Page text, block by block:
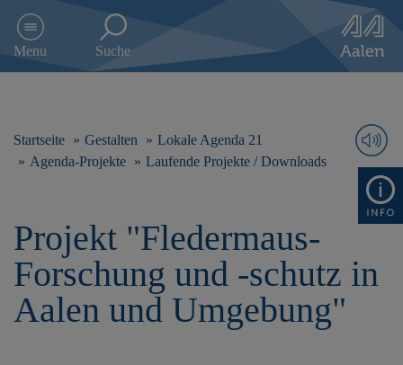
e
p
Menu Suche
Startseite Gestalten
Lokale Agenda 21
Agenda-Projekte
Laufende Projekte / Downloads
Projekt "Fledermaus-
Forschung und -schutz in
Aalen und Umgebung"